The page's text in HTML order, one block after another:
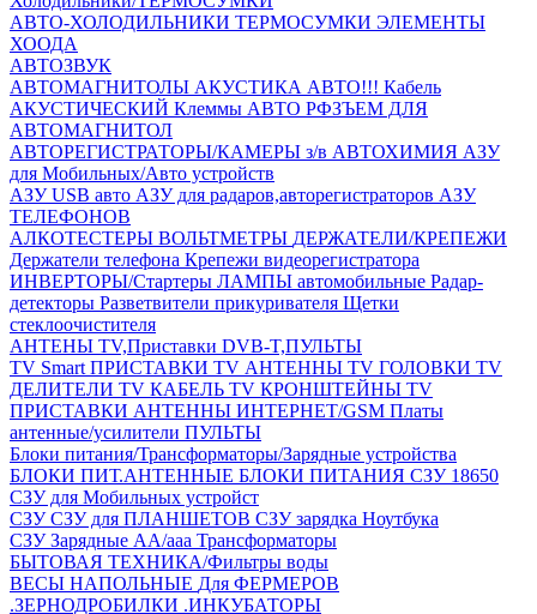
АВТО-ХОЛОДИЛЬНИКИ ТЕРМОСУМКИ ЭЛЕМЕНТЫ
ХООДА
АВТОЗВУК
АВТОМАГНИТОЛЫ АКУСТИКА АВТО!!! Кабель
АКУСТИЧЕСКИЙ Клеммы АВТО РФЗЪЕМ ДЛЯ
АВТОМАГНИТОЛ
АВТОРЕГИСТРАТОРЫ/КАМЕРЫ з/в АВТОХИМИЯ АЗУ
для Мобильных/Авто устройств
АЗУ USB авто АЗУ для радаров,авторегистраторов АЗУ
ТЕЛЕФОНОВ
АЛКОТЕСТЕРЫ ВОЛЬТМЕТРЫ ДЕРЖАТЕЛИ/КРЕПЕЖИ
Держатели телефона Крепежи видеорегистратора
ИНВЕРТОРЫ/Стартеры ЛАМПЫ автомобильные Радар-
детекторы Разветвители прикуривателя Щетки
стеклоочистителя
АНТЕНЫ ТV,Приставки DVB-T,ПУЛЬТЫ
TV Smart ПРИСТАВКИ TV АНТЕННЫ TV ГОЛОВКИ TV
ДЕЛИТЕЛИ TV КАБЕЛЬ TV КРОНШТЕЙНЫ TV
ПРИСТАВКИ АНТЕННЫ ИНТЕРНЕТ/GSM Платы
антенные/усилители ПУЛЬТЫ
Блоки питания/Трансформаторы/Зарядные устройства
БЛОКИ ПИТ.АНТЕННЫЕ БЛОКИ ПИТАНИЯ СЗУ 18650
СЗУ для Мобильных устройст
СЗУСЗУ для ПЛАНШЕТОВ СЗУ зарядка Ноутбука
СЗУ Зарядные АА/ааа Трансформаторы
БЫТОВАЯ ТЕХНИКА/Фильтры воды
ВЕСЫ НАПОЛЬНЫЕ Для ФЕРМЕРОВ
.ЗЕРНОДРОБИЛКИ .ИНКУБАТОРЫ